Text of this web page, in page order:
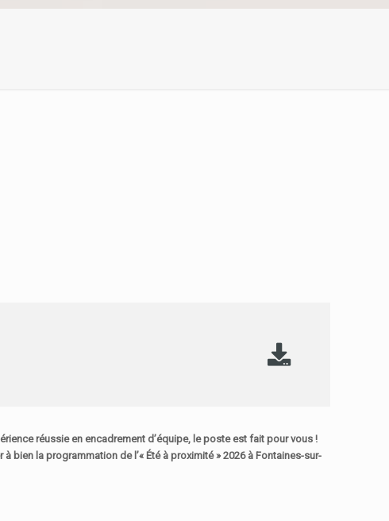
réussie en encadrement d’équipe, le poste est fait pour vous !
à bien la programmation de l’« Été à proximité » 2026 à Fontaines-sur-